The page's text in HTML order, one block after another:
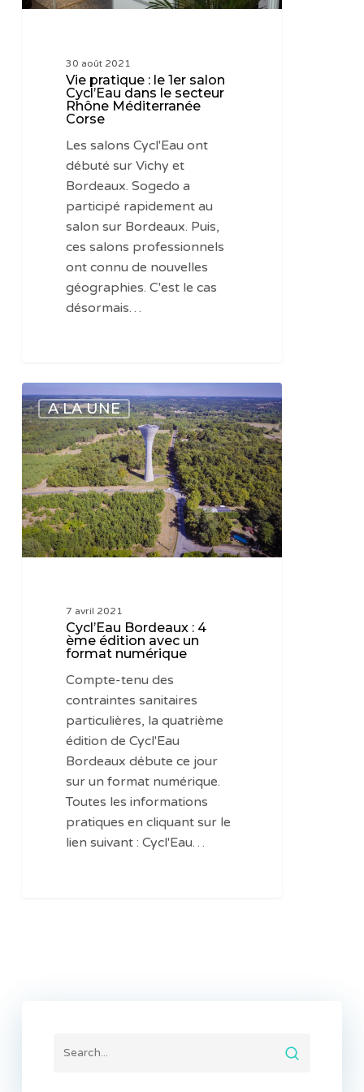
le
Méditerranée
30 août 2021
Vie pratique : le 1er salon
Cycl’Eau dans le secteur
Rhône Méditerranée
Corse
Les salons Cycl'Eau ont
débuté sur Vichy et
Bordeaux. Sogedo a
participé rapidement au
salon sur Bordeaux. Puis,
ces salons professionnels
ont connu de nouvelles
géographies. C'est le cas
désormais…
Cycl’Eau
Bordeaux
:
4
ème
édition
avec
un
format
A LA UNE
7 avril 2021
Cycl’Eau Bordeaux : 4
ème édition avec un
format numérique
Compte-tenu des
contraintes sanitaires
particulières, la quatrième
édition de Cycl'Eau
Bordeaux débute ce jour
sur un format numérique.
Toutes les informations
pratiques en cliquant sur le
lien suivant : Cycl'Eau…